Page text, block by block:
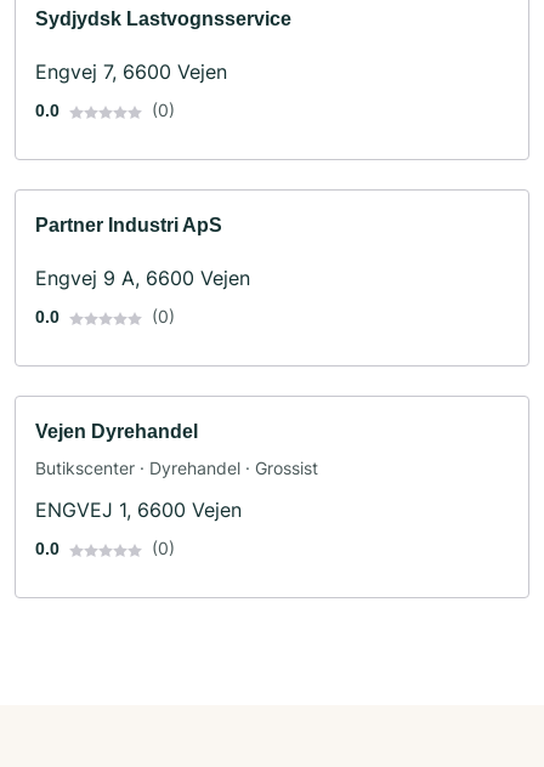
Sydjydsk Lastvognsservice
Engvej 7, 6600 Vejen
0.0 (0)
Partner Industri ApS
Engvej 9 A, 6600 Vejen
0.0 (0)
Vejen Dyrehandel
Butikscenter · Dyrehandel · Grossist
ENGVEJ 1, 6600 Vejen
0.0 (0)